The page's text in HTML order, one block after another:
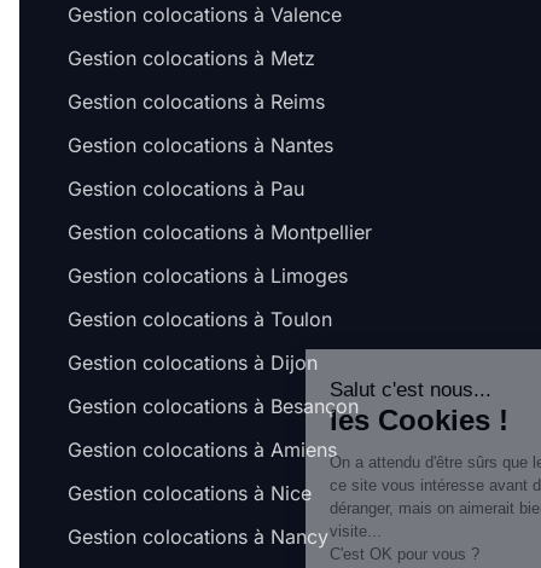
Gestion colocations à Valence
Gestion colocations à Metz
Gestion colocations à Reims
Gestion colocations à Nantes
Gestion colocations à Pau
Gestion colocations à Montpellier
Gestion colocations à Limoges
Gestion colocations à Toulon
Gestion colocations à Dijon
Gestion colocations à Besançon
Gestion colocations à Amiens
Gestion colocations à Nice
Gestion colocations à Nancy
les Cookies !
On a attendu d'être sûrs que le contenu de
ce site vous intéresse avant de vous
déranger, mais on aimerait bien vous accompagner pendant votre
visite...